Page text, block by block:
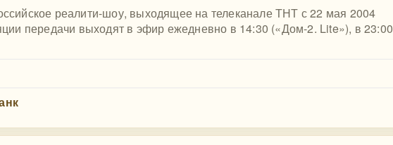
реалити-шоу, выходящее на телеканале ТНТ с 22 мая 2004
передачи выходят в эфир ежедневно в 14:30 («Дом-2. Lite»), в 23:00